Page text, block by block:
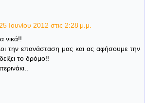
Ιουνίου 2012 στις 2:28 μ.μ.
νικά!!
την επανάσταση μας και ας αφήσουμε την
το δρόμο!!